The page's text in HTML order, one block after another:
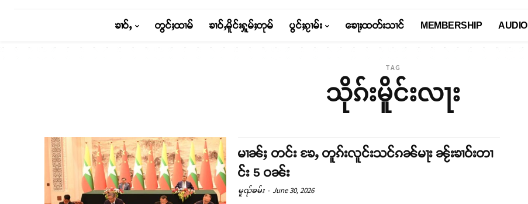
ၶၢဝ်ႇ တွင်ႈထၢမ် ၶၢဝ်ႇမိူင်းႁူမ်ႈတုမ် ပွင်ႈၵႂၢမ်း ၶေႃႈထတ်းသၢင် MEMBERSHIP AUDIO
TAG
သိုၵ်းမိူင်းလႃး
မၢၼ်ႈ တင်း ၶႄႇ တူၵ်းလူင်းသင်ၵၼ်မႃး ၼႂ်းၶၢဝ်းတၢ
င်း 5 ဝၼ်း
မူၺ်ၶမ်း - June 30, 2026